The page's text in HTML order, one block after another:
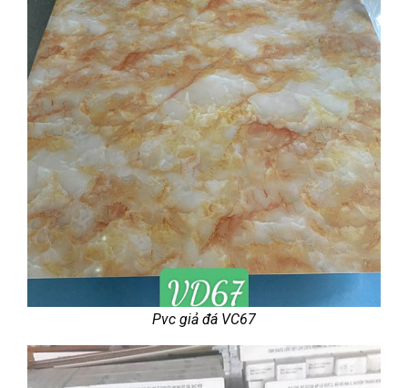
Pvc giả đá VC67